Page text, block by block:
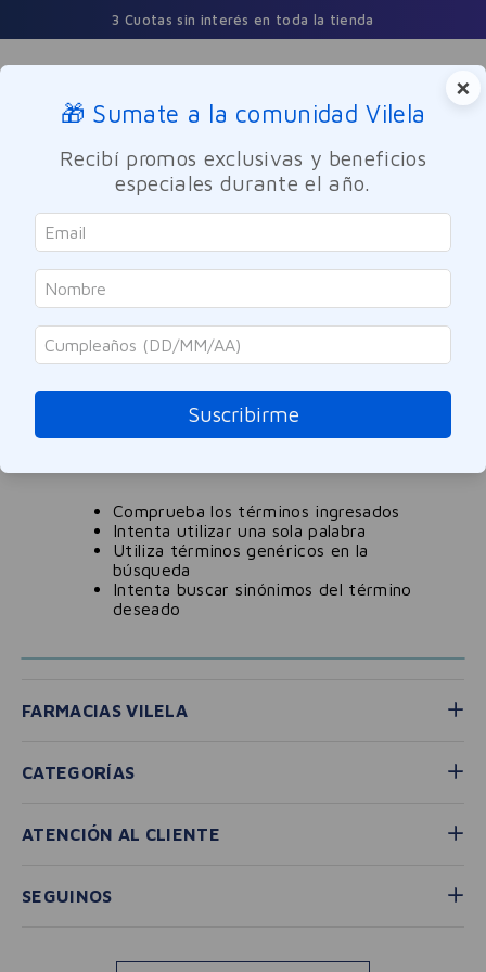
3 Cuotas sin interés en toda la tienda
Buscar
ORDENAR POR
0PRODUCTOS
OOPS!
No se encontró ningún producto
Comprueba los términos ingresados
Intenta utilizar una sola palabra
Utiliza términos genéricos en la
búsqueda
Intenta buscar sinónimos del término
deseado
FARMACIAS VILELA
CATEGORÍAS
ATENCIÓN AL CLIENTE
SEGUINOS
×
🎁 Sumate a la comunidad Vilela
Recibí promos exclusivas y beneficios
especiales durante el año.
Suscribirme